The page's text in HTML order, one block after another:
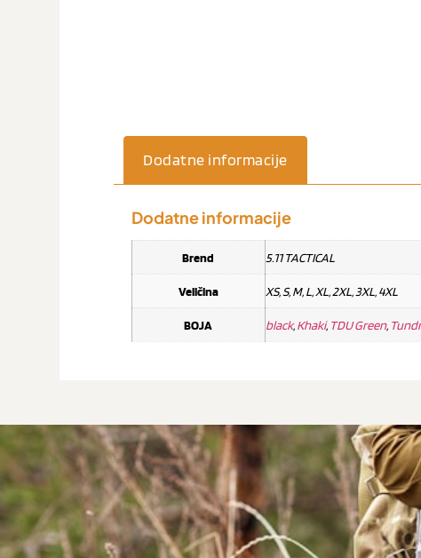
Dodatne informacije
Dodatne informacije
Brend 5.11 TACTICAL
Veličina XS, S, M, L, XL, 2XL, 3XL, 4XL
BOJA black,Khaki, TDU Green,